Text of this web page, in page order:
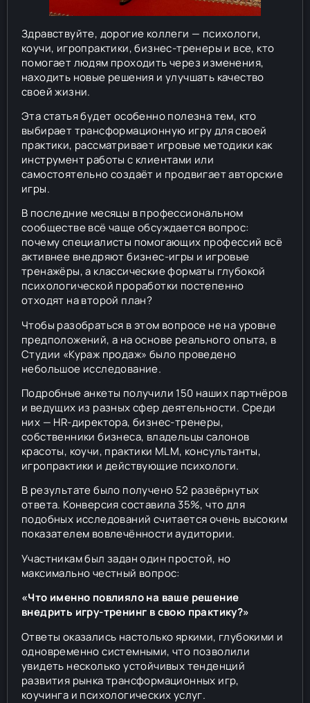
Здравствуйте, дорогие коллеги — психологи,
коучи, игропрактики, бизнес-тренеры и все, кто
помогает людям проходить через изменения,
находить новые решения и улучшать качество
своей жизни.
Эта статья будет особенно полезна тем, кто
выбирает трансформационную игру для своей
практики, рассматривает игровые методики как
инструмент работы с клиентами или
самостоятельно создаёт и продвигает авторские
игры.
В последние месяцы в профессиональном
сообществе всё чаще обсуждается вопрос:
почему специалисты помогающих профессий всё
активнее внедряют бизнес-игры и игровые
тренажёры, а классические форматы глубокой
психологической проработки постепенно
отходят на второй план?
Чтобы разобраться в этом вопросе не на уровне
предположений, а на основе реального опыта, в
Студии «Кураж продаж» было проведено
небольшое исследование.
Подробные анкеты получили 150 наших партнёров
и ведущих из разных сфер деятельности. Среди
них — HR-директора, бизнес-тренеры,
собственники бизнеса, владельцы салонов
красоты, коучи, практики MLM, консультанты,
игропрактики и действующие психологи.
В результате было получено 52 развёрнутых
ответа. Конверсия составила 35%, что для
подобных исследований считается очень высоким
показателем вовлечённости аудитории.
Участникам был задан один простой, но
максимально честный вопрос:
«Что именно повлияло на ваше решение
внедрить игру-тренинг в свою практику?»
Ответы оказались настолько яркими, глубокими и
одновременно системными, что позволили
увидеть несколько устойчивых тенденций
развития рынка трансформационных игр,
коучинга и психологических услуг.